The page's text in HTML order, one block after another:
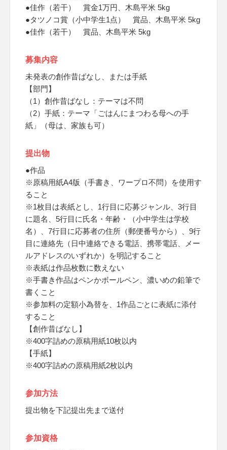
●佳作（若干） 賞金1万円、木島平米 5kg
●タツノコ賞（小中学生1点） 賞品、木島平米 5kg
●佳作（若干） 賞品、木島平米 5kg
募集内容
未発表の創作昔ばなし、または手紙
【部門】
（1）創作昔ばなし：テーマは不問
（2）手紙：テーマ「ごはんにまつわる母への手
紙」（母は、家族も可）
提出物
●作品
※原稿用紙A4版（手書き、ワープロ不問）を使用す
ること
※1枚目は表紙とし、1行目に応募ジャンル、3行目
に題名、5行目に氏名・年齢・（小中学生は学校
名）、7行目に応募者の住所（郵便番号から）、9行
目に連絡先（日中連絡できる電話、携帯電話、メー
ルアドレスのいずれか）を明記すること
※表紙は作品枚数に数えない
※手書き作品はペンかボールペン、濃いめの鉛筆で
書くこと
※参加料の定額小為替を、1作品ごとに表紙に添付
すること
【創作昔ばなし】
※400字詰めの原稿用紙10枚以内
【手紙】
※400字詰めの原稿用紙2枚以内
参加方法
提出物を下記提出先まで送付
参加資格